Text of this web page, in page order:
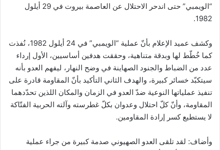
“الويمبي” حتى اندحر الاحتلال عن العاصمة بيروت في 29 أيلول
1982.
وكشف عميد الإعلام بأنّ عملية “الويمبي” في 24 أيلول 1982، نُفذت
كما خُطّط لها وبدقة متناهية، وحققت هدفين أساسيين، الأول إرداء
عدد من الضباط والجنود الصهاينة في وضح النهار، ليفهم العدو بأنه
سيتكبّد خسائر كبيرة، والهدف الثاني التأكيد بأنّ المقاومة قادرة على
تنفيذ عملياتها النوعية ضدّ العدو في الزمان والمكان اللذين تحدّدهما
المقاومة، وأنّ كلّ احتلال وعدوان بكلّ غطرسته وآلته الحربية الفتّاكة
لا يستطيع كسر إرادة المقاومين.
وأضاف: لقد تلقى العدو الصهيوني صدمة كبيرة من جراء عملية